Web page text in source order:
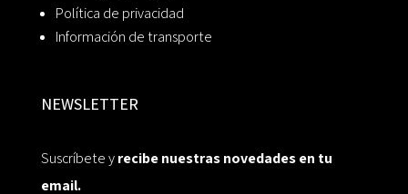
Política de privacidad
Información de transporte
NEWSLETTER
Suscríbete yrecibe nuestras novedades en tu
email.